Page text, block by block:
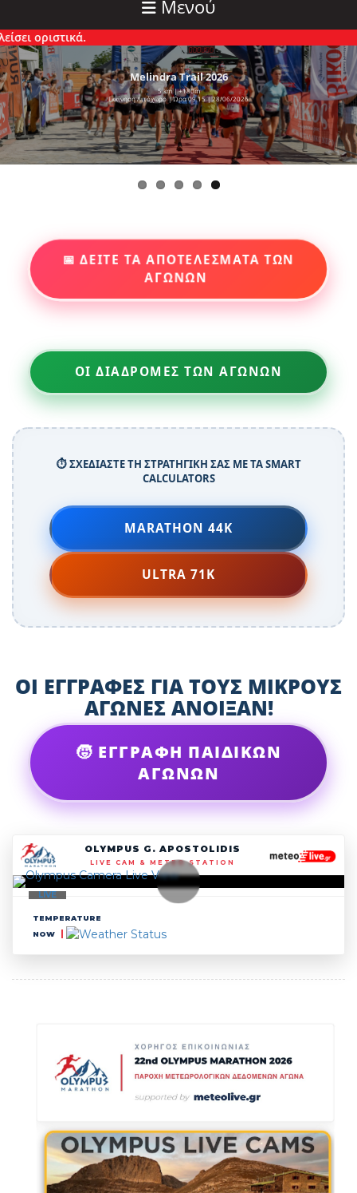
Μενού
5 km | +180m
Εκκίνηση Λιτόχωρο | Ώρα 09.15 | 28/06/2026
Melindra Trail 2026
📅 ΔΕΙΤΕ ΤΑ ΑΠΟΤΕΛΕΣΜΑΤΑ ΤΩΝ
ΑΓΩΝΩΝ
ΟΙ ΔΙΑΔΡΟΜΕΣ ΤΩΝ ΑΓΩΝΩΝ
⏱️ ΣΧΕΔΙΑΣΤΕ ΤΗ ΣΤΡΑΤΗΓΙΚΗ ΣΑΣ ΜΕ ΤΑ SMART
CALCULATORS
MARATHON 44K
ULTRA 71K
ΟΙ ΕΓΓΡΑΦΕΣ ΓΙΑ ΤΟΥΣ ΜΙΚΡΟΥΣ
ΑΓΩΝΕΣ ΑΝΟΙΞΑΝ!
🧒 ΕΓΓΡΑΦΗ ΠΑΙΔΙΚΩΝ
ΑΓΩΝΩΝ
OLYMPUS G. APOSTOLIDIS
LIVE CAM & METEO STATION
LIVE
TEMPERATURE
NOW